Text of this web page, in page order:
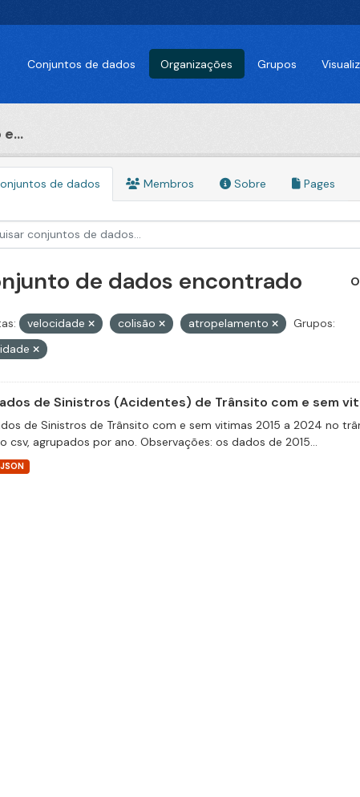
Conjuntos de dados Organizações Grupos
de dados Membros Sobre Pages
de dados encontrado
velocidade colisão atropelamento
Grupos:
de Sinistros (Acidentes) de Trânsito com e sem
de Sinistros de Trânsito com e sem vitimas 2015 a 2024 no
csv, agrupados por ano. Observações: os dados de 2015...
JSON